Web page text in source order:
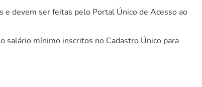
e devem ser feitas pelo Portal Único de Acesso ao
salário mínimo inscritos no Cadastro Único para